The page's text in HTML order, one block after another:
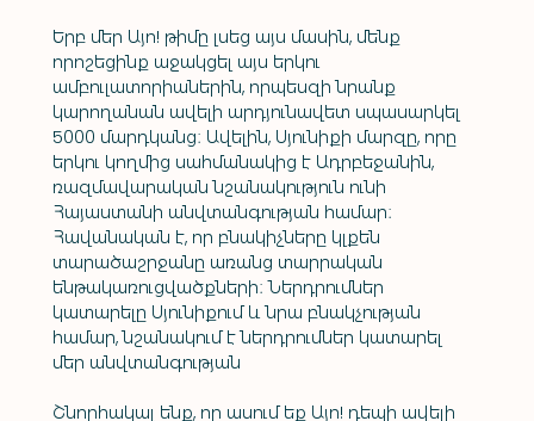
Երբ մեր Այո! թիմը լսեց այս մասին, մենք
որոշեցինք աջակցել այս երկու
ամբուլատորիաներին, որպեսզի նրանք
կարողանան ավելի արդյունավետ սպասարկել
5000 մարդկանց։ Ավելին, Սյունիքի մարզը, որը
երկու կողմից սահմանակից է Ադրբեջանին,
ռազմավարական նշանակություն ունի
Հայաստանի անվտանգության համար։
Հավանական է, որ բնակիչները կլքեն
տարածաշրջանը առանց տարրական
ենթակառուցվածքների։ Ներդրումներ
կատարելը Սյունիքում և նրա բնակչության
համար, նշանակում է ներդրումներ կատարել
մեր անվտանգության
Շնորհակալ ենք, որ ասում եք Այո! դեպի ավելի